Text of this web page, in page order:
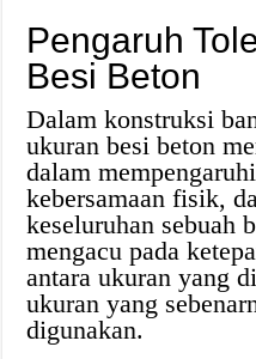
Pengaruh
Besi Beton
Dalam konstruksi
ukuran besi beton
dalam
kebersamaan fisik,
keseluruhan sebuah
mengacu pada
antara ukuran yang
ukuran yang
digunakan.